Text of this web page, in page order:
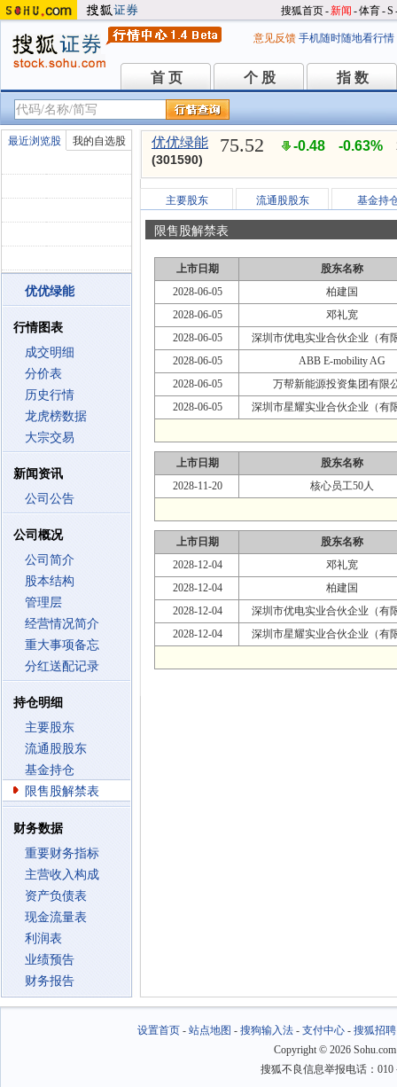
搜狐首页-新闻 -体育-S
意见反馈 手机随时随地看行情
首 页
首 页 个 股
个 股 指 数
指 数
最近浏览股 我的自选股
优优绿能
行情图表
成交明细
分价表
历史行情
龙虎榜数据
大宗交易
新闻资讯
公司公告
公司概况
公司简介
股本结构
管理层
经营情况简介
重大事项备忘
分红送配记录
持仓明细
主要股东
流通股股东
基金持仓
限售股解禁表
财务数据
重要财务指标
主营收入构成
资产负债表
现金流量表
利润表
业绩预告
财务报告
优优绿能
(301590)
75.52 -0.48 -0.63%
主要股东 流通股股东 基金持
限售股解禁表
上市日期
股东名称
2028-06-05
柏建国
2028-06-05
邓礼宽
2028-06-05
深圳市优电实业合伙企业（有
2028-06-05
ABB E-mobility AG
2028-06-05
万帮新能源投资集团有限
2028-06-05
深圳市星耀实业合伙企业（有
上市日期
股东名称
2028-11-20
核心员工50人
上市日期
股东名称
2028-12-04
邓礼宽
2028-12-04
柏建国
2028-12-04
深圳市优电实业合伙企业（有
2028-12-04
深圳市星耀实业合伙企业（有
设置首页- 站点地图 - 搜狗输入法- 支付中心- 搜狐招聘
Copyright © 2026
搜狐不良信息举报电话：010